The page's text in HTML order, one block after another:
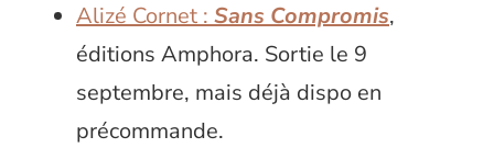
Alizé Cornet :Sans Compromis,
éditions Amphora. Sortie le 9
septembre, mais déjà dispo en
précommande.